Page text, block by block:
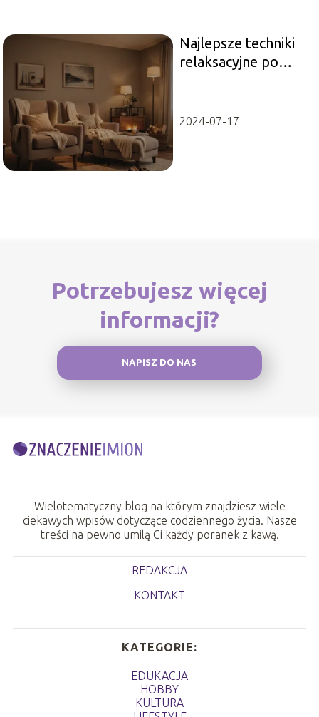
Najlepsze techniki
relaksacyjne po
2024-07-17
Potrzebujesz więcej
informacji?
NAPISZ DO NAS
Wielotematyczny blog na którym znajdziesz wiele
ciekawych wpisów dotyczące codziennego życia. Nasze
treści na pewno umilą Ci każdy poranek z kawą.
REDAKCJA
KONTAKT
KATEGORIE:
EDUKACJA
HOBBY
KULTURA